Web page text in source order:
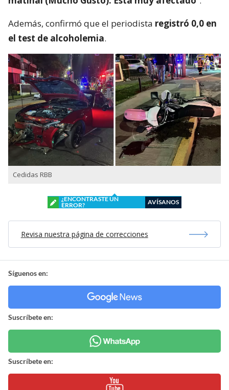
Además, confirmó que el periodista registró 0,0 en
el test de alcoholemia.
Cedidas RBB
¿ENCONTRASTE UN
ERROR?
AVÍSANOS
Revisa nuestra página de correcciones
Síguenos en:
Suscríbete en:
Suscríbete en: